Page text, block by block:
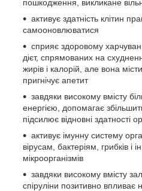
пошкодження, викликане
активує здатність клітин
самооновлюватися
сприяє здоровому
дієт, спрямованих на
жирів і калорій, але вона
пригнічує апетит
завдяки високому вмісту
енергією, допомагає
підсилює відновні здатності
активує імунну систему
вірусам, бактеріям, грибків і
мікроорганізмів
завдяки високому вмісту
спіруліни позитивно впливає